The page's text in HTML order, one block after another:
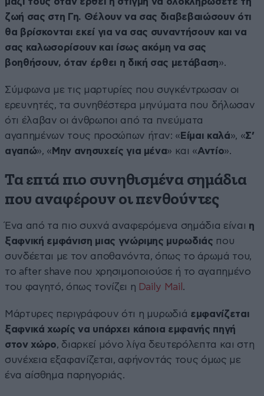
ζωή σας στη Γη. Θέλουν να σας διαβεβαιώσουν ότι
θα βρίσκονται εκεί για να σας συναντήσουν και να
σας καλωσορίσουν και ίσως ακόμη να σας
βοηθήσουν, όταν έρθει η δική σας μετάβαση».
Σύμφωνα με τις μαρτυρίες που συγκέντρωσαν οι
ερευνητές, τα συνηθέστερα μηνύματα που δήλωσαν
ότι έλαβαν οι άνθρωποι από τα πνεύματα
αγαπημένων τους προσώπων ήταν: « Είμαι καλά», «Σ’
αγαπώ», « Μην ανησυχείς για μένα» και «Αντίο».
Τα επτά πιο συνηθισμένα σημάδια
που αναφέρουν οι πενθούντες
Ένα από τα πιο συχνά αναφερόμενα σημάδια είναι η
ξαφνική εμφάνιση μιας γνώριμης μυρωδιάς που
συνδέεται με τον αποθανόντα, όπως το άρωμά του,
το after shave που χρησιμοποιούσε ή το αγαπημένο
του φαγητό, όπως τονίζει η Daily Mail .
Μάρτυρες περιγράφουν ότι η μυρωδιά εμφανίζεται
ξαφνικά χωρίς να υπάρχει κάποια εμφανής πηγή
στον χώρο, διαρκεί μόνο λίγα δευτερόλεπτα και στη
συνέχεια εξαφανίζεται, αφήνοντάς τους όμως με
ένα αίσθημα παρηγοριάς.